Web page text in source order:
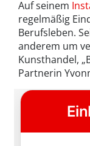
Auf seinem
regelmäßig
Berufsleben.
anderem um
Kunsthandel,
Partnerin